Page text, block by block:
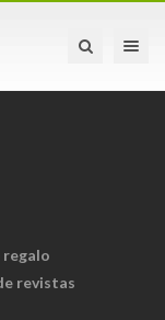
Toggle
regalo
revistas